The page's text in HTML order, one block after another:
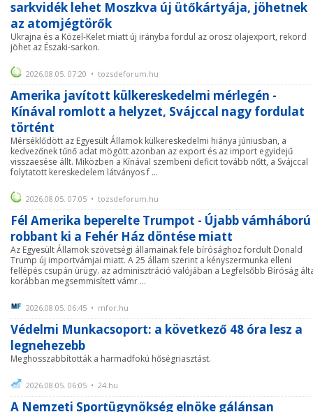
sarkvidék lehet Moszkva új ütőkártyája, jöhetnek
az atomjégtörők
Ukrajna és a Közel-Kelet miatt új irányba fordul az orosz olajexport, rekord
jöhet az Északi-sarkon.
2026.08.05. 07:20 • tozsdeforum.hu
Amerika javított külkereskedelmi mérlegén -
Kínával romlott a helyzet, Svájccal nagy fordulat
történt
Mérséklődött az Egyesült Államok külkereskedelmi hiánya júniusban, a
kedvezőnek tűnő adat mögött azonban az export és az import egyidejű
visszaesése állt. Miközben a Kínával szembeni deficit tovább nőtt, a Svájccal
folytatott kereskedelem látványos f ...
2026.08.05. 07:05 • tozsdeforum.hu
Fél Amerika beperelte Trumpot - Újabb vámháború
robbant ki a Fehér Ház döntése miatt
Az Egyesült Államok szövetségi államainak fele bírósághoz fordult Donald
Trump új importvámjai miatt. A 25 állam szerint a kényszermunka elleni
fellépés csupán ürügy. az adminisztráció valójában a Legfelsőbb Bíróság
korábban megsemmisített vámr ...
2026.08.05. 06:45 • mfor.hu
Védelmi Munkacsoport: a következő 48 óra lesz a
legnehezebb
Meghosszabbították a harmadfokú hőségriasztást.
2026.08.05. 06:05 • 24.hu
A Nemzeti Sportügynökség elnöke gálánsan